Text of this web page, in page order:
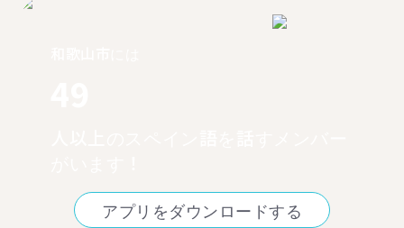
アプリをダウンロードする